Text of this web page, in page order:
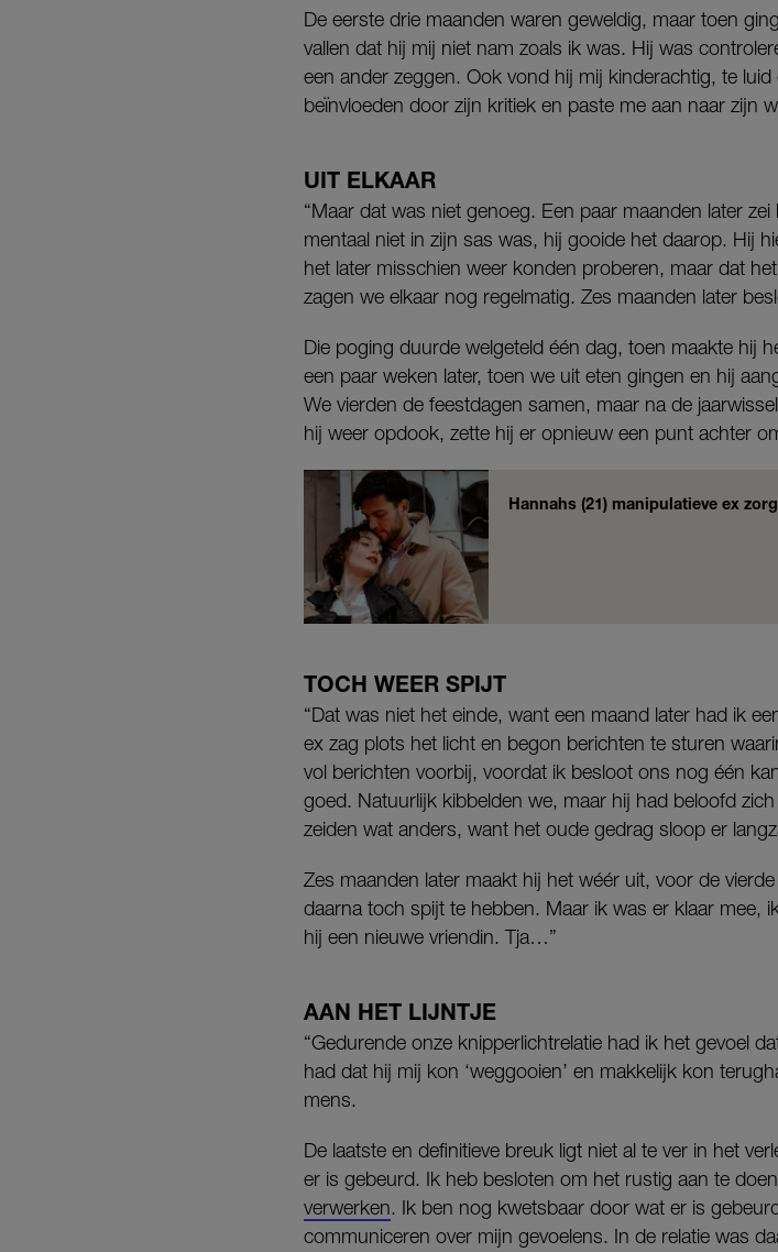
De eerste drie maanden waren geweldig, maar toen
vallen dat hij mij niet nam zoals ik was. Hij was
een ander zeggen. Ook vond hij mij kinderachtig, te
beïnvloeden door zijn kritiek en paste me aan naar zijn
UIT ELKAAR
“Maar dat was niet genoeg. Een paar maanden later
mentaal niet in zijn sas was, hij gooide het daarop. Hij
het later misschien weer konden proberen, maar dat
zagen we elkaar nog regelmatig. Zes maanden later
Die poging duurde welgeteld één dag, toen maakte hij
een paar weken later, toen we uit eten gingen en hij
We vierden de feestdagen samen, maar na de
hij weer opdook, zette hij er opnieuw een punt achter
Hannahs (21) manipulatieve ex
TOCH WEER SPIJT
“Dat was niet het einde, want een maand later had ik
ex zag plots het licht en begon berichten te sturen
vol berichten voorbij, voordat ik besloot ons nog één
goed. Natuurlijk kibbelden we, maar hij had beloofd
zeiden wat anders, want het oude gedrag sloop er
Zes maanden later maakt hij het wéér uit, voor de
daarna toch spijt te hebben. Maar ik was er klaar mee,
hij een nieuwe vriendin. Tja…”
AAN HET LIJNTJE
“Gedurende onze knipperlichtrelatie had ik het gevoel
had dat hij mij kon ‘weggooien’ en makkelijk kon
mens.
De laatste en definitieve breuk ligt niet al te ver in het
er is gebeurd. Ik heb besloten om het rustig aan te
verwerken. Ik ben nog kwetsbaar door wat er is
communiceren over mijn gevoelens. In de relatie was